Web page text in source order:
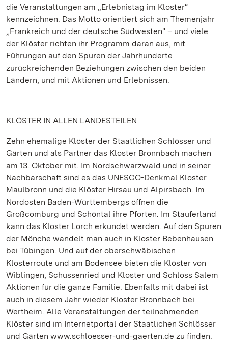
die Veranstaltungen am „Erlebnistag im Kloster“
kennzeichnen. Das Motto orientiert sich am Themenjahr
„Frankreich und der deutsche Südwesten" – und viele
der Klöster richten ihr Programm daran aus, mit
Führungen auf den Spuren der Jahrhunderte
zurückreichenden Beziehungen zwischen den beiden
Ländern, und mit Aktionen und Erlebnissen.
KLÖSTER IN ALLEN LANDESTEILEN
Zehn ehemalige Klöster der Staatlichen Schlösser und
Gärten und als Partner das Kloster Bronnbach machen
am 13. Oktober mit. Im Nordschwarzwald und in seiner
Nachbarschaft sind es das UNESCO-Denkmal Kloster
Maulbronn und die Klöster Hirsau und Alpirsbach. Im
Nordosten Baden-Württembergs öffnen die
Großcomburg und Schöntal ihre Pforten. Im Stauferland
kann das Kloster Lorch erkundet werden. Auf den Spuren
der Mönche wandelt man auch in Kloster Bebenhausen
bei Tübingen. Und auf der oberschwäbischen
Klosterroute und am Bodensee bieten die Klöster von
Wiblingen, Schussenried und Kloster und Schloss Salem
Aktionen für die ganze Familie. Ebenfalls mit dabei ist
auch in diesem Jahr wieder Kloster Bronnbach bei
Wertheim. Alle Veranstaltungen der teilnehmenden
Klöster sind im Internetportal der Staatlichen Schlösser
und Gärten www.schloesser-und-gaerten.de zu finden.